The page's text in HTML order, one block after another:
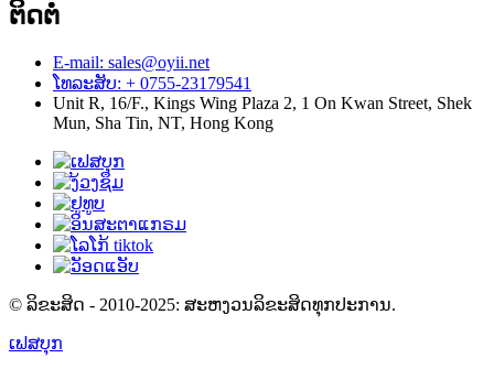
ຕິດຕໍ່
E-mail: sales@oyii.net
ໂທລະສັບ: + 0755-23179541
Unit R, 16/F., Kings Wing Plaza 2, 1 On Kwan Street, Shek
Mun, Sha Tin, NT, Hong Kong
© ລິຂະສິດ - 2010-2025: ສະຫງວນລິຂະສິດທຸກປະການ.
ເຟສບຸກ